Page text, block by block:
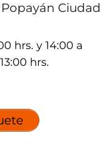
Ciudad
hrs. y 14:00 a
hrs.